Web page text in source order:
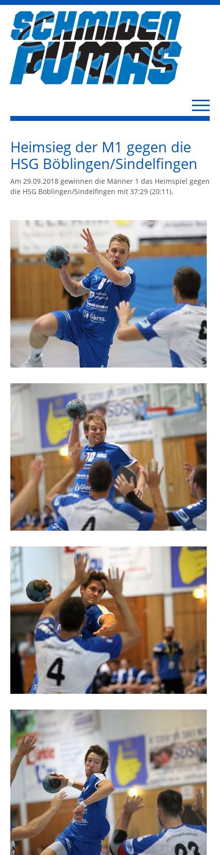
Heimsieg der M1 gegen die
HSG Böblingen/Sindelfingen
Am 29.09.2018 gewinnen die Männer 1 das Heimspiel gegen
die HSG Böblingen/Sindelfingen mit 37:29 (20:11).